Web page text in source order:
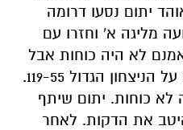
יתום נסעו דרומה
מליגה א' וחזרו עם
לא היה כוחות אבל
עדיין מגיע שאפו לבחורים על הניצחון הגדול 119-55.
כוחות. יתום שיתף
את הדקות. לאחר